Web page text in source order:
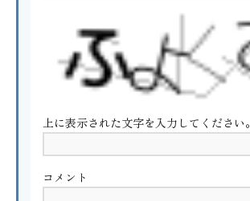
上に表示された文字を入力してください。
コメント